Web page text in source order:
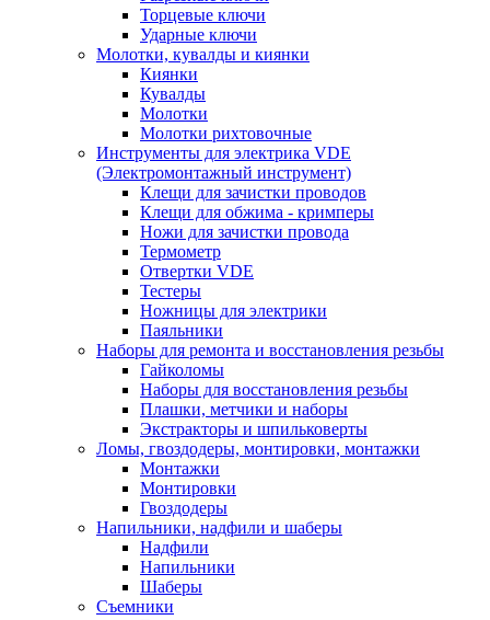
Торцевые ключи
Ударные ключи
Молотки, кувалды и киянки
Киянки
Кувалды
Молотки
Молотки рихтовочные
Инструменты для электрика VDE
(Электромонтажный инструмент)
Клещи для зачистки проводов
Клещи для обжима - кримперы
Ножи для зачистки провода
Термометр
Отвертки VDE
Тестеры
Ножницы для электрики
Паяльники
Наборы для ремонта и восстановления резьбы
Гайколомы
Наборы для восстановления резьбы
Плашки, метчики и наборы
Экстракторы и шпильковерты
Ломы, гвоздодеры, монтировки, монтажки
Монтажки
Монтировки
Гвоздодеры
Напильники, надфили и шаберы
Надфили
Напильники
Шаберы
Съемники